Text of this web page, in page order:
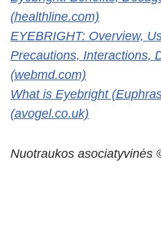
(healthline.com)
EYEBRIGHT: Overview,
Precautions, Interactions,
(webmd.com)
What is Eyebright
(avogel.co.uk)
Nuotraukos asociatyvinės